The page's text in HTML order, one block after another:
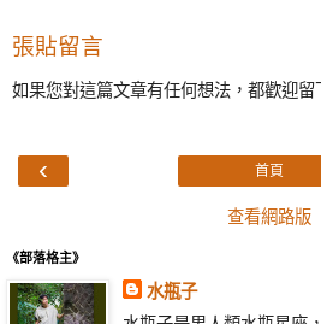
張貼留言
如果您對這篇文章有任何想法，都歡迎留
‹ 首頁
查看網路版
《部落格主》
水瓶子